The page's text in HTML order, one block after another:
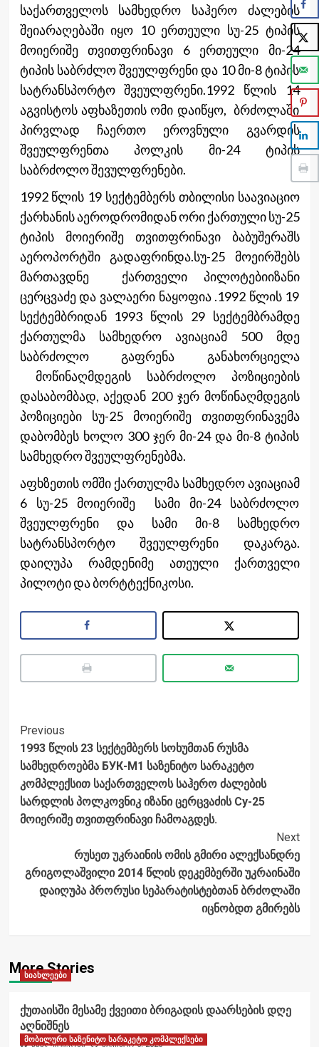
საქართველოს სამხედრო საჰერო ძალების
შეიარაღებაში იყო 10 ერთეული სუ-25 ტიპის
მოიერიშე თვითფრინავი 6 ერთეული მი-24
ტიპის საბრძლო შვეულფრენი და 10 მი-8 ტიპის
სატრანსპორტო შვეულფრენი.1992 წლის 14
აგვისტოს აფხაზეთის ომი დაიწყო, ბრძოლაში
პირვლად ჩაერთო ეროვნული გვარდის
შვეულფრენთა პოლკის მი-24 ტიპის
საბრძოლო შევულფრენები.
1992 წლის 19 სექტემბერს თბილისი საავიაციო
ქარხანის აეროდრომიდან ორი ქართული სუ-25
ტიპის მოიერიშე თვითფრინავი ბაბუშერაშს
აეროპორტში გადაფრინდა.სუ-25 მოეირშებს
მართავდნე ქართველი პილოტებიიზანი
ცერცვაძე და ვალაერი ნაყოფია .1992 წლის 19
სექტემბრიდან 1993 წლის 29 სექტემბრამდე
ქართულმა სამხედრო ავიაციამ 500 მდე
საბრძოლო გაფრენა განახორციელა
მოწინაღმდეგის საბრძოლო პოზიციების
დასაბომბად, აქედან 200 ჯერ მოწინაღმდეგის
პოზიციები სუ-25 მოიერიშე თვითფრინავემა
დაბომბეს ხოლო 300 ჯერ მი-24 და მი-8 ტიპის
სამხედრო შვეულფრენებმა.
აფხზეთის ომში ქართულმა სამხედრო ავიაციამ
6 სუ-25 მოიერიშე სამი მი-24 საბრძოლო
შვეულფრენი და სამი მი-8 სამხედრო
სატრანსპორტო შვეულფრენი დაკარგა.
დაიღუპა რამდენიმე ათეული ქართველი
პილოტი და ბორტტექნიკოსი.
Post
Navigation
Previous
1993 წლის 23 სექტემბერს სოხუმთან რუსმა
სამხედროებმა БУК-М1 საზენიტო სარაკეტო
კომპლექსით საქართველოს საჰერო ძალების
სარდლის პოლკოვნიკ იზანი ცერცვაძის Су-25
მოიერიშე თვითფრინავი ჩამოაგდეს.
Next
რუსეთ უკრაინის ომის გმირი ალექსანდრე
გრიგოლაშვილი 2014 წლის დეკემბერში უკრაინაში
დაიღუპა პრორუსი სეპარატისტებთან ბრძოლაში
იცნობდთ გმირებს
More Stories
სიახლეები
ქუთაისში მესამე ქვეითი ბრიგადის დაარსების დღე
აღნიშნეს
ანალიტიკოსი აგვისტო 6, 2026
მობილური საზენიტო სარაკეტო კომპლექსები